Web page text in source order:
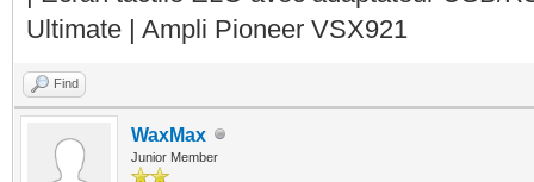
Ultimate | Ampli Pioneer VSX921
Find
WaxMax
Junior Member